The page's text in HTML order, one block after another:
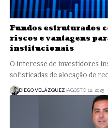
Fundos estruturados
riscos e vantagens
institucionais
O interesse de investidores
sofisticadas de alocação de
DIEGO VELÁZQUEZ AGOSTO 12, 2025